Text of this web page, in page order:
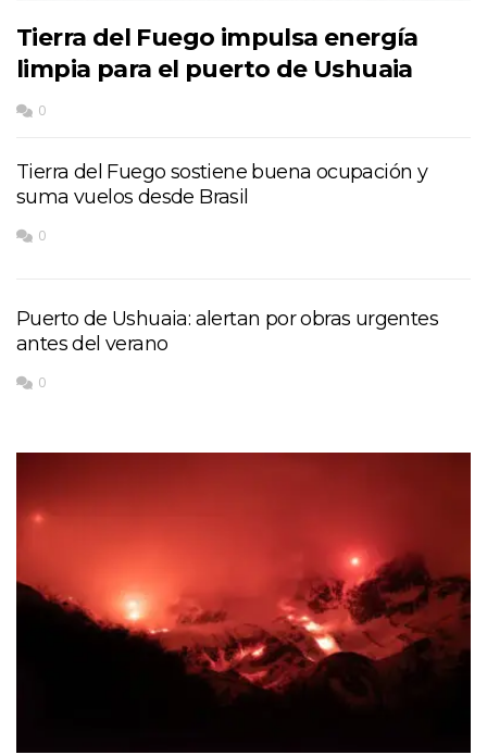
Tierra del Fuego impulsa energía
limpia para el puerto de Ushuaia
0
Tierra del Fuego sostiene buena ocupación y
suma vuelos desde Brasil
0
Puerto de Ushuaia: alertan por obras urgentes
antes del verano
0